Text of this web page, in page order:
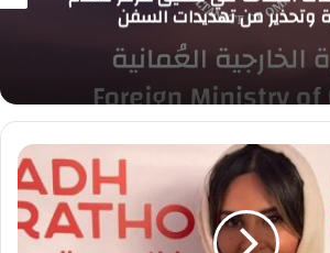
وتحذير من تهديدات السفن